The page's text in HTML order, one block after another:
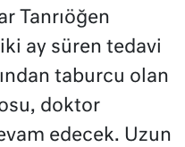
Tanrıöğen
ay süren tedavi
taburcu olan
doktor
edecek. Uzun